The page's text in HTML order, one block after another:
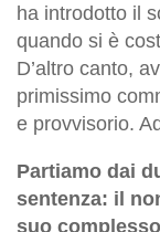
ha introdotto il
quando si è
D’altro canto,
primissimo
e provvisorio.
Partiamo dai
sentenza: il
suo